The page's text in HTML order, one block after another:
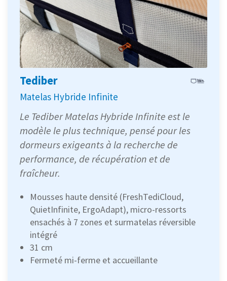
Tediber
Matelas Hybride Infinite
Le Tediber Matelas Hybride Infinite est le
modèle le plus technique, pensé pour les
dormeurs exigeants à la recherche de
performance, de récupération et de
fraîcheur.
Mousses haute densité (FreshTediCloud,
QuietInfinite, ErgoAdapt), micro-ressorts
ensachés à 7 zones et surmatelas réversible
intégré
31 cm
Fermeté mi-ferme et accueillante